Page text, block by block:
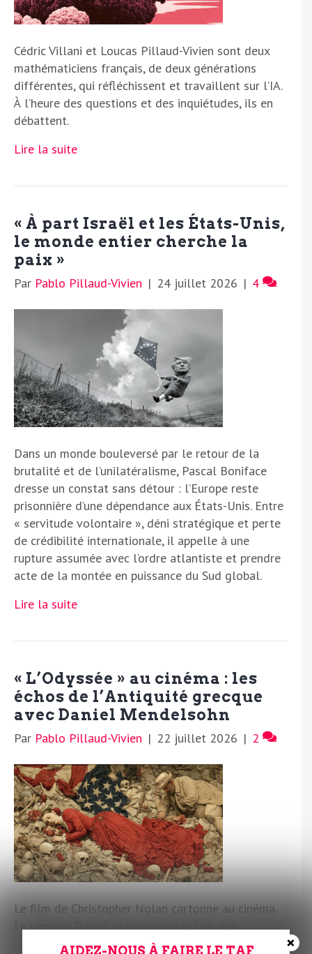
Cédric Villani et Loucas Pillaud-Vivien sont deux
mathématiciens français, de deux générations
différentes, qui réfléchissent et travaillent sur l’IA.
À l’heure des questions et des inquiétudes, ils en
débattent.
Lire la suite
« À part Israël et les États-Unis,
le monde entier cherche la
paix »
Par Pablo Pillaud-Vivien | 24 juillet 2026 | 4
Dans un monde bouleversé par le retour de la
brutalité et de l’unilatéralisme, Pascal Boniface
dresse un constat sans détour : l’Europe reste
prisonnière d’une dépendance aux États-Unis. Entre
« servitude volontaire », déni stratégique et perte
de crédibilité internationale, il appelle à une
rupture assumée avec l’ordre atlantiste et prendre
acte de la montée en puissance du Sud global.
Lire la suite
« L’Odyssée » au cinéma : les
échos de l’Antiquité grecque
avec Daniel Mendelsohn
Par Pablo Pillaud-Vivien | 22 juillet 2026 | 2
Le film de Christopher Nolan cartonne au cinéma.
Le penseur Daniel Mendelsohn est un des
spécialistes de l’œuvre d’Homère, qui, selon lui,
AIDEZ-NOUS À FAIRE LE TAF ×